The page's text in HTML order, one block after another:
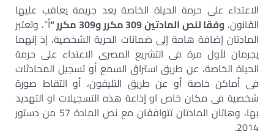
الاعتداء على حرمة الحياة الخاصة يعد جريمة يعاقب عليها
القانون، وفقا لنص المادتين 309 مكرر و309 مكرر “
أ”، وتعتبر
المادتان إضافة هامة إلى ضمانات الحرية الشخصية، إذ إنهما
يجرمان لأول مرة فى التشريع المصرى الاعتداء على حرمة
الحياة الخاصة، عن طريق استراق السمع أو تسجيل المحادثات
فى أماكن خاصة أو عن طريق التليفون، أو التقاط صورة
شخصية فى مكان خاص او إذاعة هذه التسجيلات او التهديد
بها، وهاتان المادتان تتوافقان مع نص المادة 57 من دستور
2014.